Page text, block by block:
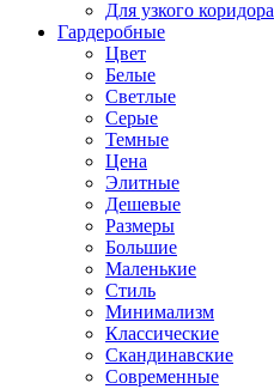
Для узкого коридора
Гардеробные
Цвет
Белые
Светлые
Серые
Темные
Цена
Элитные
Дешевые
Размеры
Большие
Маленькие
Стиль
Минимализм
Классические
Скандинавские
Современные